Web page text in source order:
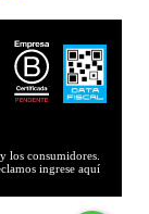
los consumidores.
ingrese aquí